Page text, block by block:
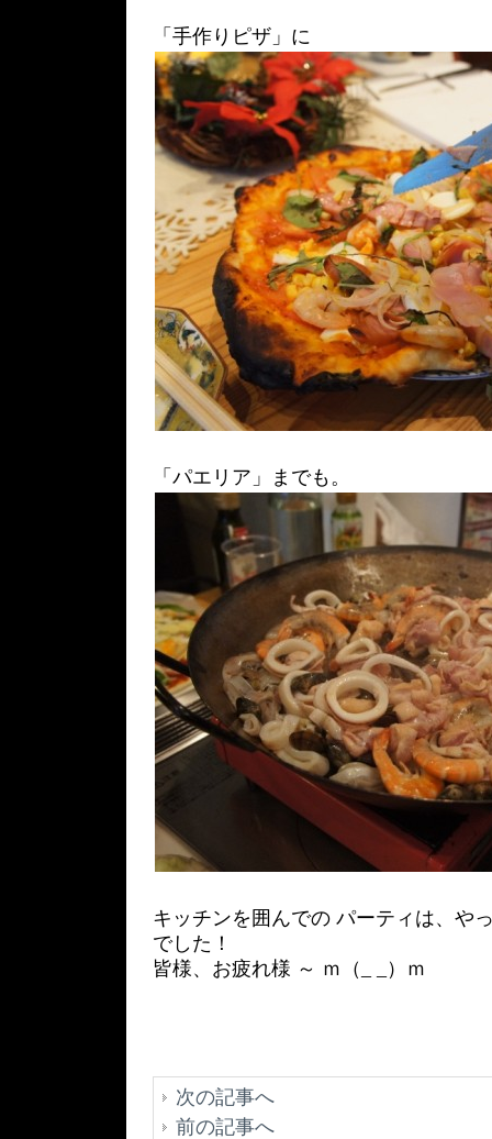
「手作りピザ」に
「パエリア」までも。
キッチンを囲んでの パーティは、や
でした！
皆様、お疲れ様 ～ ｍ（_ _）ｍ
次の記事へ
前の記事へ